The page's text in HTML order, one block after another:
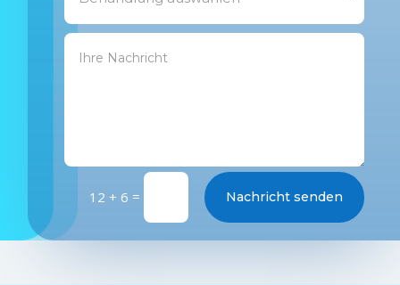
12 + 6 = Nachricht senden